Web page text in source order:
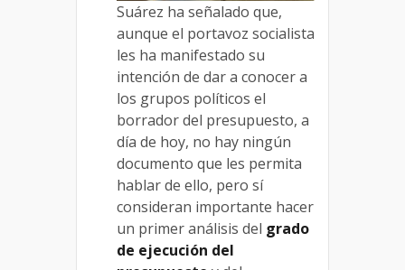
Suárez ha señalado que,
aunque el portavoz socialista
les ha manifestado su
intención de dar a conocer a
los grupos políticos el
borrador del presupuesto, a
día de hoy, no hay ningún
documento que les permita
hablar de ello, pero sí
consideran importante hacer
un primer análisis del grado
de ejecución del